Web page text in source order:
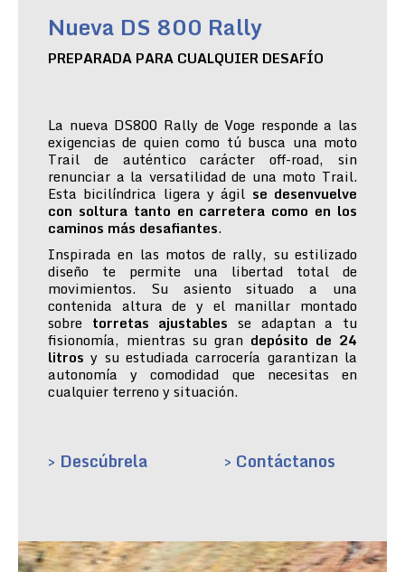
Nueva DS 800 Rally
PREPARADA PARA CUALQUIER DESAFÍO
La nueva DS800 Rally de Voge responde a las
exigencias de quien como tú busca una moto
Trail de auténtico carácter off-road, sin
renunciar a la versatilidad de una moto Trail.
Esta bicilíndrica ligera y ágil se desenvuelve
con soltura tanto en carretera como en los
caminos más desafiantes.
Inspirada en las motos de rally, su estilizado
diseño te permite una libertad total de
movimientos. Su asiento situado a una
contenida altura de y el manillar montado
sobre torretas ajustables se adaptan a tu
fisionomía, mientras su gran depósito de 24
litros y su estudiada carrocería garantizan la
autonomía y comodidad que necesitas en
cualquier terreno y situación.
> Descúbrela > Contáctanos